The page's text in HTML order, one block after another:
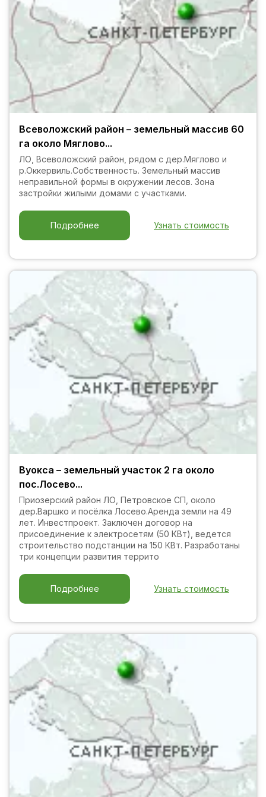
Всеволожский район – земельный массив 60
га около Мяглово...
ЛО, Всеволожский район, рядом с дер.Мяглово и
р.Оккервиль.Собственность. Земельный массив
неправильной формы в окружении лесов. Зона
застройки жилыми домами с участками.
Узнать стоимость
Подробнее
Вуокса – земельный участок 2 га около
пос.Лосево...
Приозерский район ЛО, Петровское СП, около
дер.Варшко и посёлка Лосево.Аренда земли на 49
лет. Инвестпроект. Заключен договор на
присоединение к электросетям (50 КВт), ведется
строительство подстанции на 150 КВт. Разработаны
три концепции развития террито
Узнать стоимость
Подробнее